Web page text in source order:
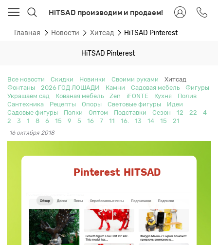
HiTSAD производим и продаем!
Главная Новости Хитсад HiTSAD Pinterest
HiTSAD Pinterest
Все новости Скидки Новинки Своими руками
Хитсад
Фонтаны
2026 ГОД ЛОШАДИ Камни Садовая мебель
Фигуры
Украшаем сад
Кованая мебель Zen iFONTE Кухня
Полив
Сантехника
Рецепты Опоры Световые фигуры
Идеи
Садовые фигуры
Полки Оптом Подставки Сезон 12 22
4
2
3 1 8 6 15 9 5 16 7 11 16. 13 14 15 21
16 октября 2018
Pinterest HITSAD